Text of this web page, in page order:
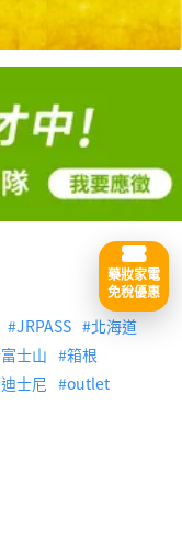
JRPASS
北海道
富士山
箱根
迪士尼
outlet
藥妝家電
免稅優惠